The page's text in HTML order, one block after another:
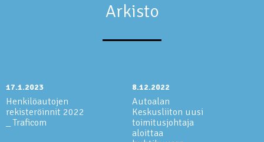
Arkisto
17.1.2023
Henkilöautojen
rekisteröinnit 2022
_ Traficom
8.12.2022
Autoalan
Keskusliiton uusi
toimitusjohtaja
aloittaa